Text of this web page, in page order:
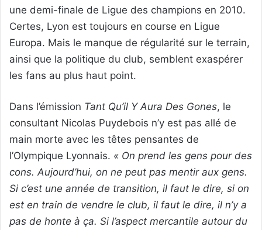
une demi-finale de Ligue des champions en 2010.
Certes, Lyon est toujours en course en Ligue
Europa. Mais le manque de régularité sur le terrain,
ainsi que la politique du club, semblent exaspérer
les fans au plus haut point.
Dans l’émission Tant Qu’il Y Aura Des Gones, le
consultant Nicolas Puydebois n’y est pas allé de
main morte avec les têtes pensantes de
l’Olympique Lyonnais. « On prend les gens pour des
cons. Aujourd’hui, on ne peut pas mentir aux gens.
Si c’est une année de transition, il faut le dire, si on
est en train de vendre le club, il faut le dire, il n’y a
pas de honte à ça. Si l’aspect mercantile autour du